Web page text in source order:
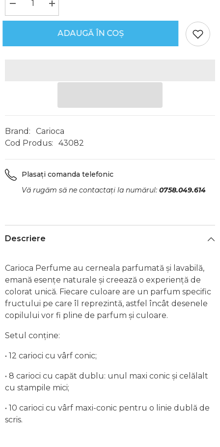
Reduceți
cantitatea
pentru
Creșteți
cantitatea
pentru
Carioca
Perfume,
ADAUGĂ ÎN COȘ
Brand:
Carioca
Cod Produs:
43082
Plasați comanda telefonic
Vă rugăm să ne contactați la numărul: 0758.049.614
Descriere
Carioca Perfume au cerneala parfumată și lavabilă,
emană esențe naturale și creează o experiență de
colorat unică. Fiecare culoare are un parfum specific
fructului pe care îl reprezintă, astfel încât desenele
copilului vor fi pline de parfum și culoare.
Setul conține:
• 12 carioci cu vârf conic;
• 8 carioci cu capăt dublu: unul maxi conic și celălalt
cu stampile mici;
• 10 carioci cu vârf maxi-conic pentru o linie dublă de
scris.